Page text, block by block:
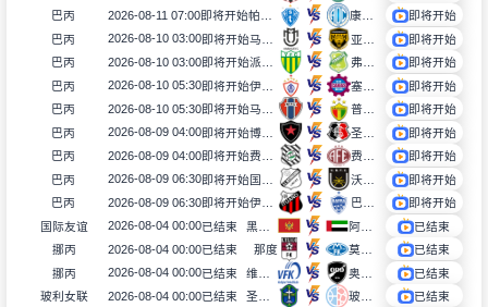
巴丙
2026-08-11 07:00即将开始
即将开始
巴丙
2026-08-10 03:00即将开始
即将开始
巴丙
2026-08-10 03:00即将开始
即将开始
巴丙
2026-08-10 05:30即将开始 伊塔拜亚纳 塞卡西亚斯
即将开始
巴丙
2026-08-10 05:30即将开始 普拉斯哥野
即将开始
巴丙
2026-08-09 04:00即将开始 博塔福格PB 圣十字
即将开始
巴丙
2026-08-09 04:00即将开始
即将开始
巴丙
2026-08-09 06:30即将开始 沃尔特雷东达
即将开始
巴丙
2026-08-09 06:30即将开始 伊图诺
即将开始
国际友谊
2026-08-04 00:00已结束
已结束
挪丙
2026-08-04 00:00已结束 那度
已结束
挪丙
2026-08-04 00:00已结束
已结束
玻利女联
2026-08-04 00:00已结束
已结束